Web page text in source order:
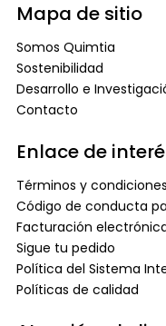
Mapa de sitio
Somos Quimtia
Sostenibilidad
Desarrollo e
Contacto
Enlace de
Términos y condiciones
Código de conducta
Facturación
Sigue tu pedido
Política del Sistema
Políticas de calidad